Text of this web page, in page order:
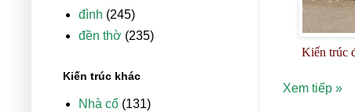
Kiến trúc
Xem tiếp »
đình (245)
đền thờ (235)
Kiến trúc khác
Nhà cổ (131)